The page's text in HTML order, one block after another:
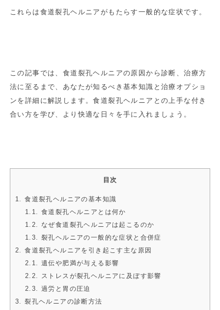
これらは食道裂孔ヘルニアがもたらす一般的な症状です。
この記事では、食道裂孔ヘルニアの原因から診断、治療方
法に至るまで、あなたが知るべき基本知識と治療オプショ
ンを詳細に解説します。食道裂孔ヘルニアとの上手な付き
合い方を学び、より快適な日々を手に入れましょう。
目次
1. 食道裂孔ヘルニアの基本知識
1.1. 食道裂孔ヘルニアとは何か
1.2. なぜ食道裂孔ヘルニアは起こるのか
1.3. 裂孔ヘルニアの一般的な症状と合併症
2. 食道裂孔ヘルニアを引き起こす主な原因
2.1. 遺伝や肥満が与える影響
2.2. ストレスが裂孔ヘルニアに及ぼす影響
2.3. 過労と胃の圧迫
3. 裂孔ヘルニアの診断方法